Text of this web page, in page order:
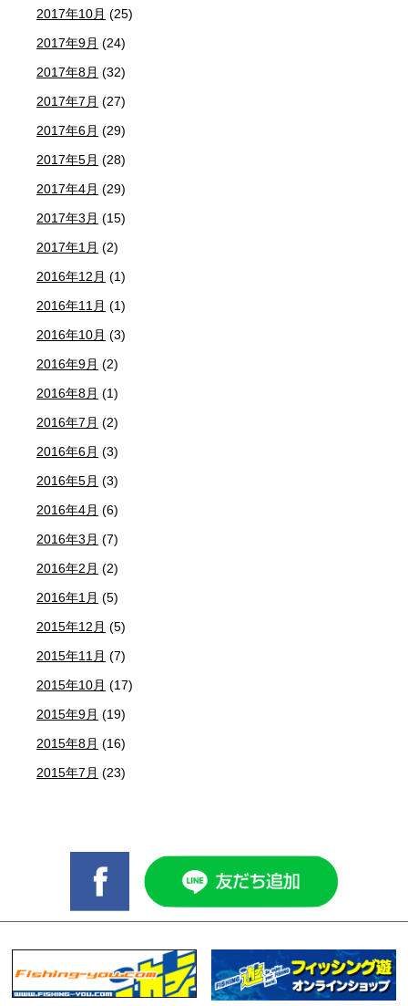
2017年10月 (25)
2017年9月 (24)
2017年8月 (32)
2017年7月 (27)
2017年6月 (29)
2017年5月 (28)
2017年4月 (29)
2017年3月 (15)
2017年1月 (2)
2016年12月 (1)
2016年11月 (1)
2016年10月 (3)
2016年9月 (2)
2016年8月 (1)
2016年7月 (2)
2016年6月 (3)
2016年5月 (3)
2016年4月 (6)
2016年3月 (7)
2016年2月 (2)
2016年1月 (5)
2015年12月 (5)
2015年11月 (7)
2015年10月 (17)
2015年9月 (19)
2015年8月 (16)
2015年7月 (23)